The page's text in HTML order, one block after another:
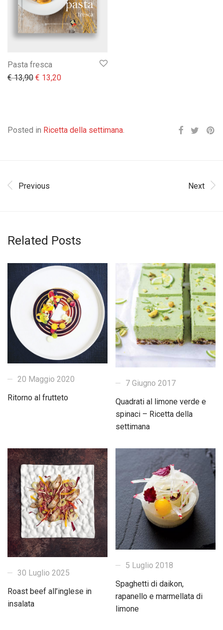
Pasta fresca
€13,90 Il prezzo originale era: € 13,90.
€ 13,20Il prezzo attuale è: € 13,20.
Posted in Ricetta della settimana.
Previous Next
Related Posts
20 Maggio 2020
Ritorno al frutteto
7 Giugno 2017
Quadrati al limone verde e
spinaci – Ricetta della
settimana
30 Luglio 2025
Roast beef all’inglese in
insalata
5 Luglio 2018
Spaghetti di daikon,
rapanello e marmellata di
limone